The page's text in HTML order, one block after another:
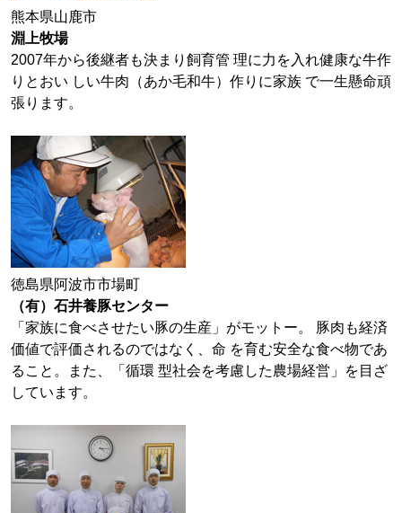
熊本県山鹿市
淵上牧場
2007年から後継者も決まり飼育管 理に力を入れ健康な牛作
りとおい しい牛肉（あか毛和牛）作りに家族 で一生懸命頑
張ります。
徳島県阿波市市場町
（有）石井養豚センター
「家族に食べさせたい豚の生産」がモットー。 豚肉も経済
価値で評価されるのではなく、命 を育む安全な食べ物であ
ること。また、「循環 型社会を考慮した農場経営」を目ざ
しています。